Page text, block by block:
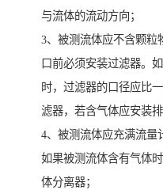
与流体的流动方向；
3、被测流体应不含颗粒
口前必须安装过滤器。
时，过滤器的口径应比
滤器，若含气体应安装排
4、被测流体应充满流量
如果被测流体含有气体
体分离器；